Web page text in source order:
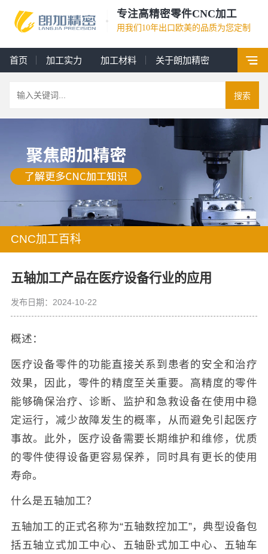
专注高精密零件CNC加工
用我们10年出口欧美的品质为您定制
首页 加工实力 加工材料 关于朗加精密
搜索
CNC加工百科
五轴加工产品在医疗设备行业的应用
发布日期：2024-10-22
概述：
医疗设备零件的功能直接关系到患者的安全和治疗
效果，因此，零件的精度至关重要。高精度的零件
能够确保治疗、诊断、监护和急救设备在使用中稳
定运行，减少故障发生的概率，从而避免引起医疗
事故。此外，医疗设备需要长期维护和维修，优质
的零件使得设备更容易保养，同时具有更长的使用
寿命。
什么是五轴加工？
五轴加工的正式名称为“五轴数控加工”，典型设备包
括五轴立式加工中心、五轴卧式加工中心、五轴车